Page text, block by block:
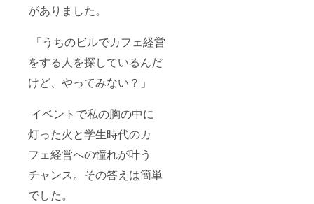
がありました。
「うちのビルでカフェ経営
をする人を探しているんだ
けど、やってみない？」
イベントで私の胸の中に
灯った火と学生時代のカ
フェ経営への憧れが叶う
チャンス。その答えは簡単
でした。